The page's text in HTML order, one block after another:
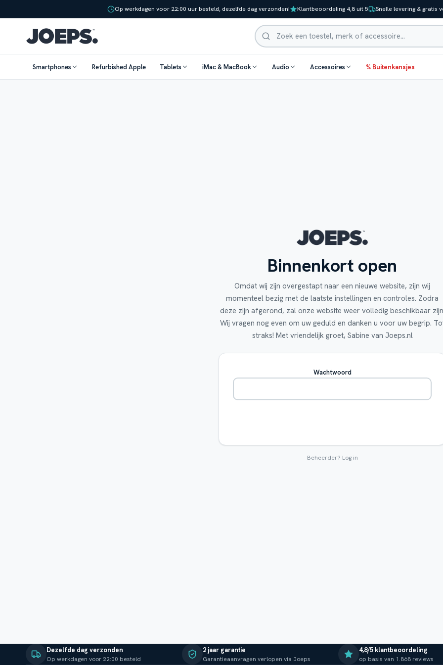
Op werkdagen voor 22:00 uur besteld, dezelfde dag verzonden! Klantbeoordeling 4,8 uit 5 Snelle levering & gratis
Zoeken
Smartphones Refurbished Apple Tablets iMac & MacBook Audio Accessoires % Buitenkansjes
Binnenkort open
Omdat wij zijn overgestapt naar een nieuwe website, zijn wij
momenteel bezig met de laatste instellingen en controles. Zodra
deze zijn afgerond, zal onze website weer volledig beschikbaar
Wij vragen nog even om uw geduld en danken u voor uw begrip.
straks! Met vriendelijk groet, Sabine van Joeps.nl
Wachtwoord
Beheerder? Log in
Dezelfde dag verzonden
Op werkdagen voor 22:00 besteld
2 jaar garantie
Garantieaanvragen verlopen via Joeps
4,8/5 klantbeoordeling
op basis van 1.868 reviews